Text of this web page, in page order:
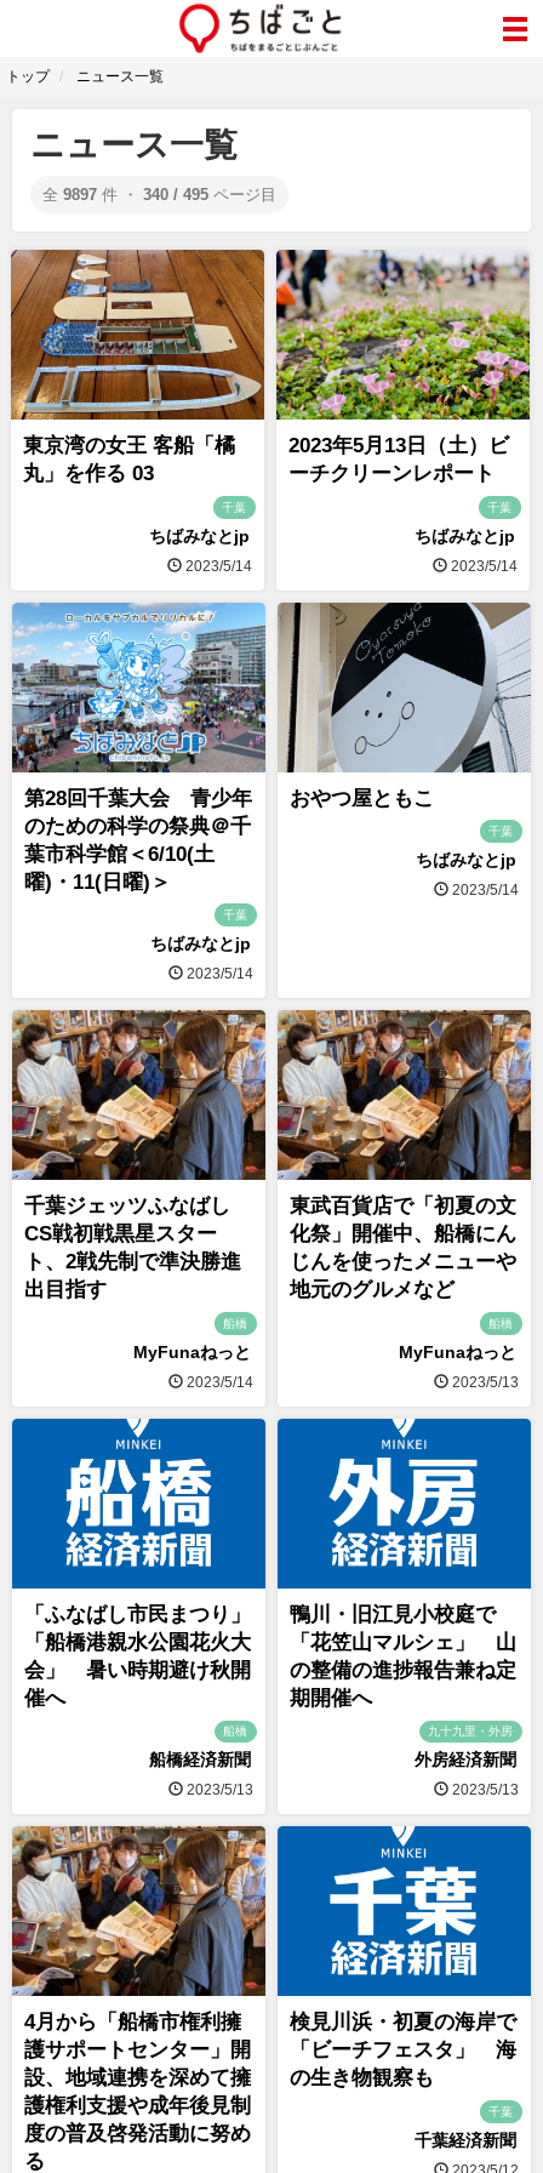
トップ ニュース一覧
ニュース一覧
全 9897 件 ・ 340 / 495 ページ目
東京湾の女王 客船「橘
丸」を作る 03
千葉
ちばみなとjp
2023/5/14
2023年5月13日（土）ビ
ーチクリーンレポート
千葉
ちばみなとjp
2023/5/14
第28回千葉大会 青少年
のための科学の祭典＠千
葉市科学館＜6/10(土
曜)・11(日曜)＞
千葉
ちばみなとjp
2023/5/14
おやつ屋ともこ
千葉
ちばみなとjp
2023/5/14
千葉ジェッツふなばし
CS戦初戦黒星スター
ト、2戦先制で準決勝進
出目指す
船橋
MyFunaねっと
2023/5/14
東武百貨店で「初夏の文
化祭」開催中、船橋にん
じんを使ったメニューや
地元のグルメなど
船橋
MyFunaねっと
2023/5/13
「ふなばし市民まつり」
「船橋港親水公園花火大
会」 暑い時期避け秋開
催へ
船橋
船橋経済新聞
2023/5/13
鴨川・旧江見小校庭で
「花笠山マルシェ」 山
の整備の進捗報告兼ね定
期開催へ
九十九里・外房
外房経済新聞
2023/5/13
4月から「船橋市権利擁
護サポートセンター」開
設、地域連携を深めて擁
護権利支援や成年後見制
度の普及啓発活動に努め
る
検見川浜・初夏の海岸で
「ビーチフェスタ」 海
の生き物観察も
千葉
千葉経済新聞